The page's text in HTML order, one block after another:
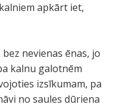
apkārt iet,
nevienas ēnas, jo
kalnu galotnēm
izsīkumam, pa
no saules dūriena